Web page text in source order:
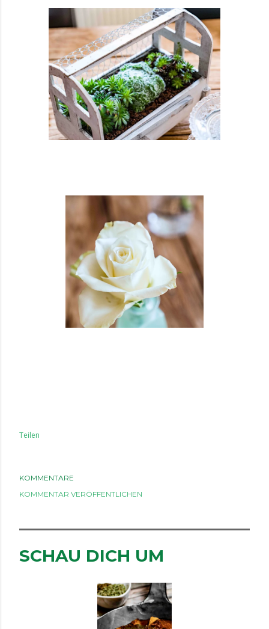
Teilen
KOMMENTARE
KOMMENTAR VERÖFFENTLICHEN
SCHAU DICH UM